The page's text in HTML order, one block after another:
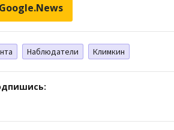
Наблюдатели Климкин